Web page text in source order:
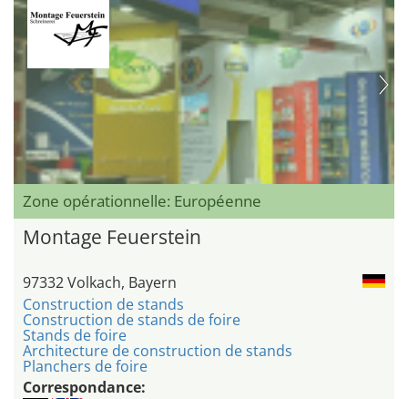
Zone opérationnelle: Européenne
Montage Feuerstein
97332 Volkach, Bayern
Construction de stands
Construction de stands de foire
Stands de foire
Architecture de construction de stands
Planchers de foire
Correspondance: